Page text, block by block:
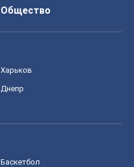
Общество
Харьков
Днепр
Баскетбол